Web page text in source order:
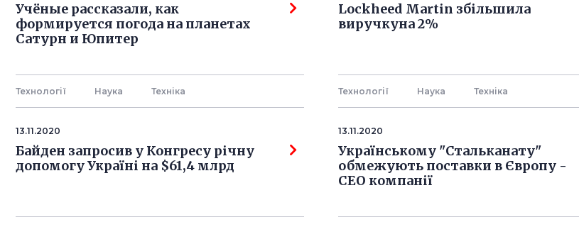
Учёные рассказали, как
формируется погода на планетах
Сатурн и Юпитер
Технології Наука Технiка
Lockheed Martin збільшила
виручкуна 2%
Технології Наука Технiка
13.11.2020
Байден запросив у Конгресу річну
допомогу Україні на $61,4 млрд
13.11.2020
Українському "Стальканату"
обмежують поставки в Європу -
СЕО компанії